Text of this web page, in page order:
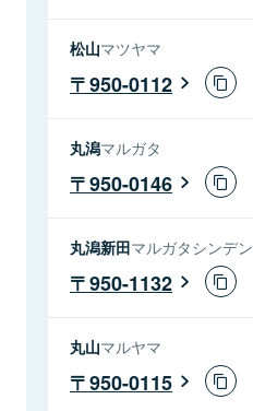
松山マツヤマ
950-0112
丸潟マルガタ
950-0146
丸潟新田マルガタシンデン
950-1132
丸山マルヤマ
950-0115